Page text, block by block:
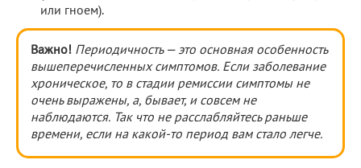
или гноем).
Важно! Периодичность — это основная особенность
вышеперечисленных симптомов. Если заболевание
хроническое, то в стадии ремиссии симптомы не
очень выражены, а, бывает, и совсем не
наблюдаются. Так что не расслабляйтесь раньше
времени, если на какой-то период вам стало легче.